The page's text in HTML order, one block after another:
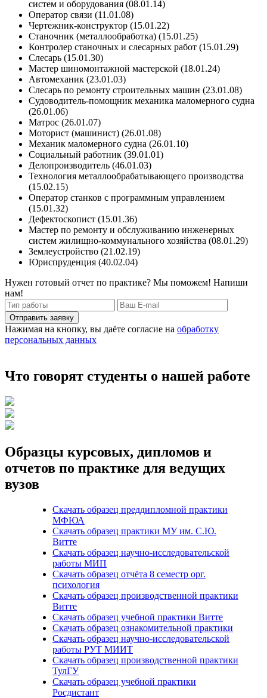
систем и оборудования (08.01.14)
Оператор связи (11.01.08)
Чертежник-конструктор (15.01.22)
Станочник (металлообработка) (15.01.25)
Контролер станочных и слесарных работ (15.01.29)
Слесарь (15.01.30)
Мастер шиномонтажной мастерской (18.01.24)
Автомеханик (23.01.03)
Слесарь по ремонту строительных машин (23.01.08)
Судоводитель-помощник механика маломерного судна
(26.01.06)
Матрос (26.01.07)
Моторист (машинист) (26.01.08)
Механик маломерного судна (26.01.10)
Социальный работник (39.01.01)
Делопроизводитель (46.01.03)
Технология металлообрабатывающего производства
(15.02.15)
Оператор станков с программным управлением
(15.01.32)
Дефектоскопист (15.01.36)
Мастер по ремонту и обслуживанию инженерных
систем жилищно-коммунального хозяйства (08.01.29)
Землеустройство (21.02.19)
Юриспруденция (40.02.04)
Нужен готовый отчет по практике? Мы поможем! Напиши
нам!
Отправить заявку
Нажимая на кнопку, вы даёте согласие на обработку
персональных данных
Что говорят студенты о нашей работе
Образцы курсовых, дипломов и
отчетов по практике для ведущих
вузов
Скачать образец преддипломной практики
МФЮА
Скачать образец практики МУ им. С.Ю.
Витте
Скачать образец научно-исследовательской
работы МИП
Скачать образец отчёта 8 семестр орг.
психология
Скачать образец производственной практики
Витте
Скачать образец учебной практики Витте
Скачать образец ознакомительной практики
Скачать образец научно-исследовательской
работы РУТ МИИТ
Скачать образец производственной практики
ТулГУ
Скачать образец учебной практики
Росдистант